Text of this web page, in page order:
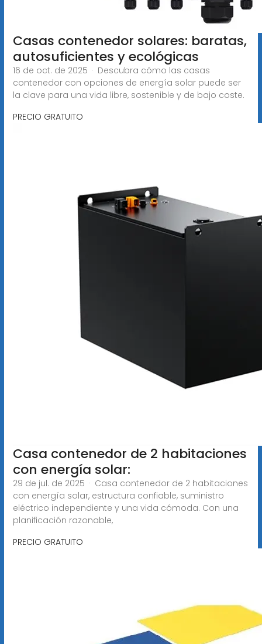
Casas contenedor solares: baratas,
autosuficientes y ecológicas
16 de oct. de 2025 · Descubra cómo las casas
contenedor con opciones de energía solar puede ser
la clave para una vida libre, sostenible y de bajo coste.
PRECIO GRATUITO
Casa contenedor de 2 habitaciones
con energía solar:
29 de jul. de 2025 · Casa contenedor de 2 habitaciones
con energía solar, estructura confiable, suministro
eléctrico independiente y una vida cómoda. Con una
planificación razonable,
PRECIO GRATUITO